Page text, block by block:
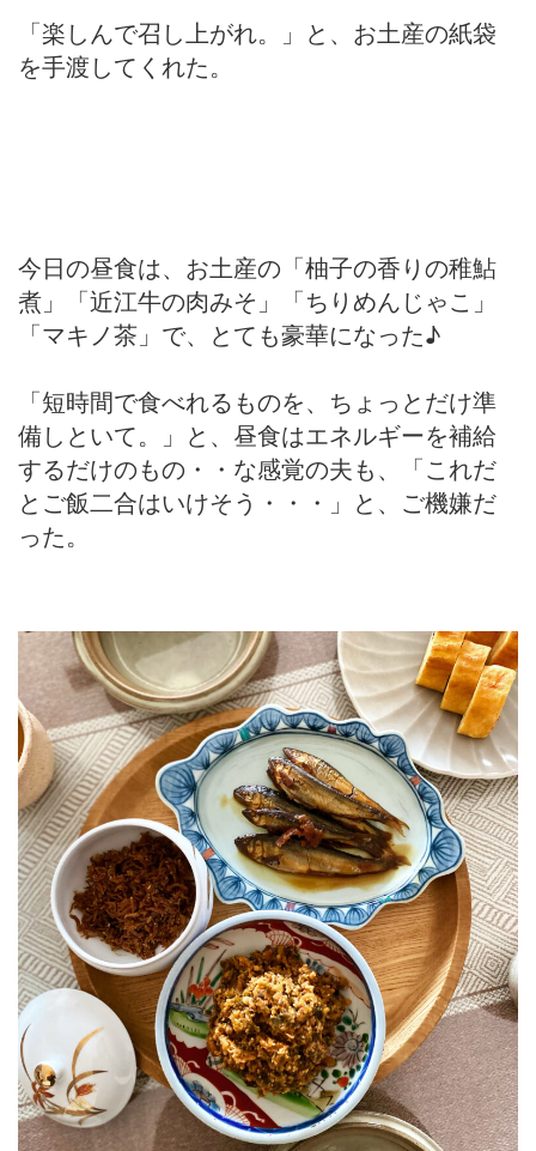
「楽しんで召し上がれ。」と、お土産の紙袋
を手渡してくれた。
今日の昼食は、お土産の「柚子の香りの稚鮎
煮」「近江牛の肉みそ」「ちりめんじゃこ」
「マキノ茶」で、とても豪華になった♪
「短時間で食べれるものを、ちょっとだけ準
備しといて。」と、昼食はエネルギーを補給
するだけのもの・・な感覚の夫も、「これだ
とご飯二合はいけそう・・・」と、ご機嫌だ
った。